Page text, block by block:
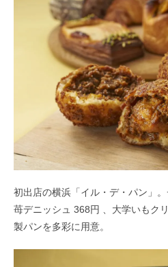
初出店の横浜「イル・デ・パン」
苺デニッシュ 368円 、大学いもク
製パンを多彩に用意。